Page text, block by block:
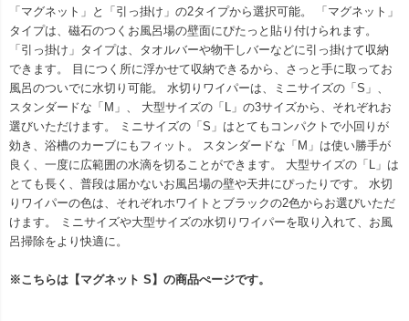
「マグネット」と「引っ掛け」の2タイプから選択可能。 「マグネット」
タイプは、磁石のつくお風呂場の壁面にぴたっと貼り付けられます。
「引っ掛け」タイプは、タオルバーや物干しバーなどに引っ掛けて収納
できます。 目につく所に浮かせて収納できるから、さっと手に取ってお
風呂のついでに水切り可能。 水切りワイパーは、ミニサイズの「S」、
スタンダードな「M」、 大型サイズの「L」の3サイズから、それぞれお
選びいただけます。 ミニサイズの「S」はとてもコンパクトで小回りが
効き、浴槽のカーブにもフィット。 スタンダードな「M」は使い勝手が
良く、一度に広範囲の水滴を切ることができます。 大型サイズの「L」は
とても長く、普段は届かないお風呂場の壁や天井にぴったりです。 水切
りワイパーの色は、それぞれホワイトとブラックの2色からお選びいただ
けます。 ミニサイズや大型サイズの水切りワイパーを取り入れて、お風
呂掃除をより快適に。
※こちらは【マグネット S】の商品ぺージです。